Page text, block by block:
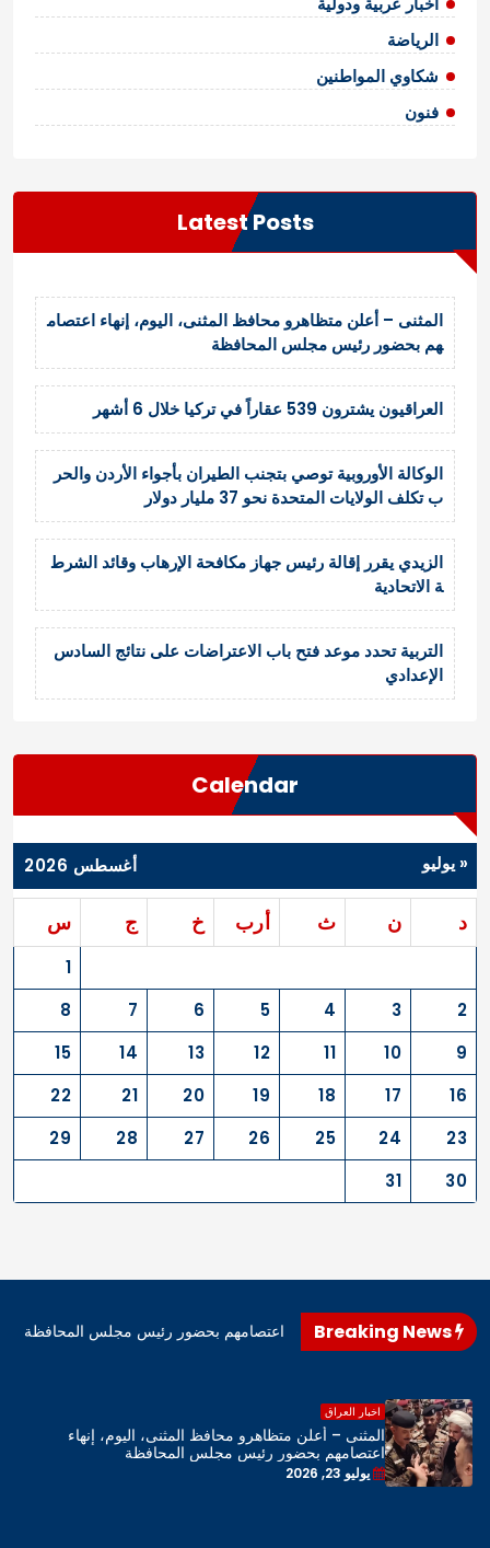
الرياضة
شكاوي المواطنين
فنون
Latest Posts
المثنى – أعلن متظاهرو محافظ المثنى، اليوم، إنهاء اعتصام
هم بحضور رئيس مجلس المحافظة
العراقيون يشترون 539 عقاراً في تركيا خلال 6 أشهر
الوكالة الأوروبية توصي بتجنب الطيران بأجواء الأردن والحر
ب تكلف الولايات المتحدة نحو 37 مليار دولار
الزيدي يقرر إقالة رئيس جهاز مكافحة الإرهاب وقائد الشرط
ة الاتحادية
التربية تحدد موعد فتح باب الاعتراضات على نتائج السادس
الإعدادي
Calendar
أغسطس 2026
د ن ث أرب خ ج س
1
2
3
4
5
6
7
8
9
10
11
12
13
14
15
16
17
18
19
20
21
22
23
24
25
26
27
28
29
30
31
« يوليو
محافظ المثنى، اليوم، إنهاء اعتصامهم بحضور رئيس مجلس المحافظة
اخبار العراق
المثنى – أعلن متظاهرو محافظ المثنى، اليوم، إنهاء
اعتصامهم بحضور رئيس مجلس المحافظة
يوليو 23, 2026